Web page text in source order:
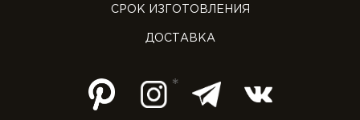
СРОК ИЗГОТОВЛЕНИЯ
ДОСТАВКА